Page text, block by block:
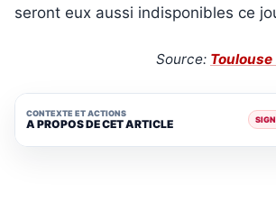
seront eux aussi indisponibles ce
Source:
CONTEXTE ET ACTIONS
A PROPOS DE CET ARTICLE